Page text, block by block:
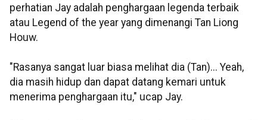
perhatian Jay adalah penghargaan legenda terbaik
atau Legend of the year yang dimenangi Tan Liong
Houw.
"Rasanya sangat luar biasa melihat dia (Tan)... Yeah,
dia masih hidup dan dapat datang kemari untuk
menerima penghargaan itu," ucap Jay.